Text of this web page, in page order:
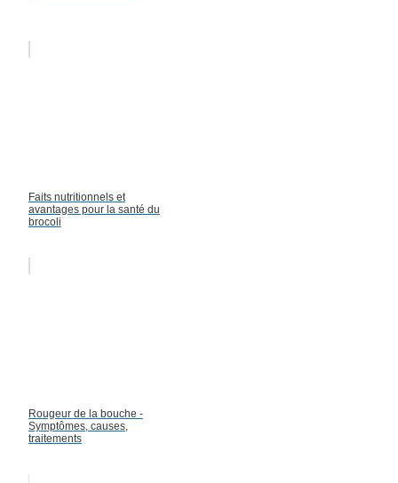
Faits nutritionnels et
avantages pour la santé du
brocoli
Rougeur de la bouche -
Symptômes, causes,
traitements